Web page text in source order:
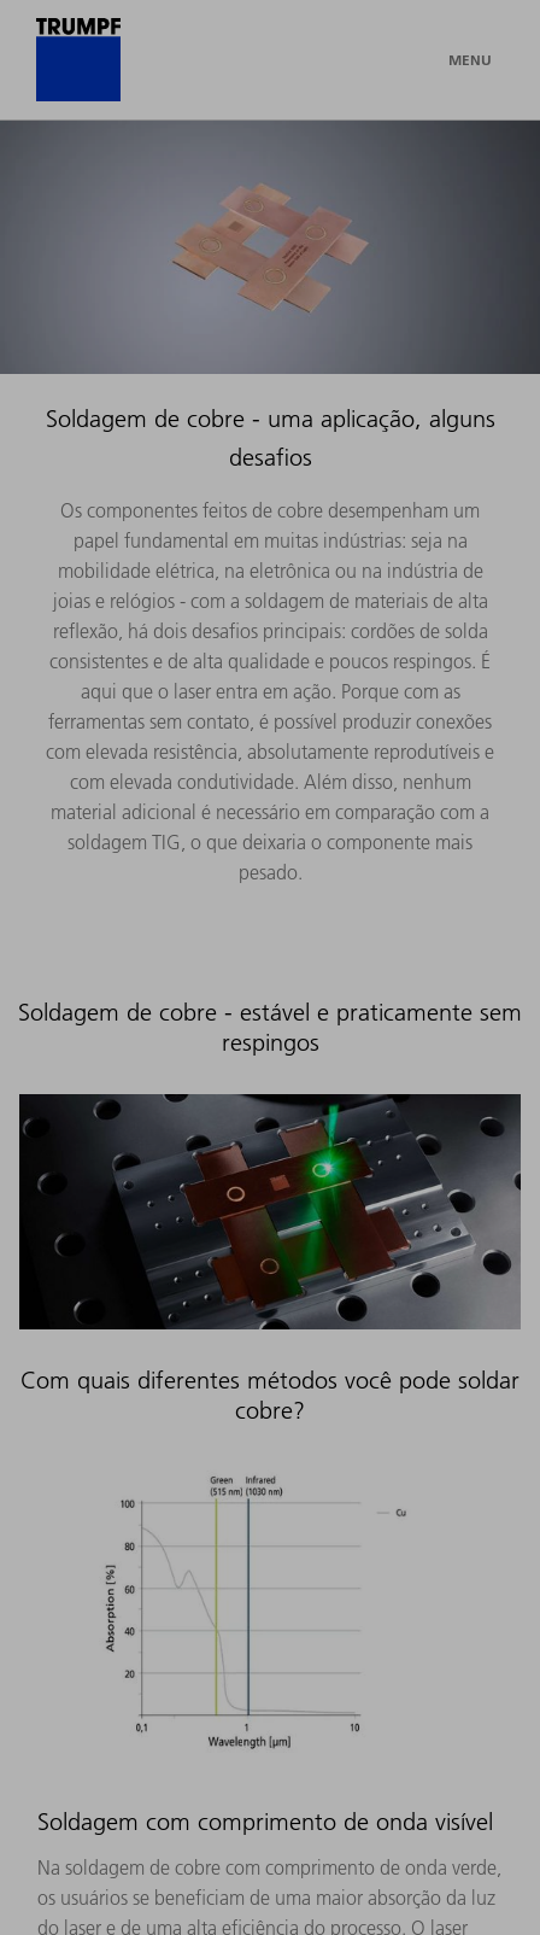
MENU
Soldagem de cobre - uma aplicação, alguns
desafios
Os componentes feitos de cobre desempenham um
papel fundamental em muitas indústrias: seja na
mobilidade elétrica, na eletrônica ou na indústria de
joias e relógios - com a soldagem de materiais de alta
reflexão, há dois desafios principais: cordões de solda
consistentes e de alta qualidade e poucos respingos. É
aqui que o laser entra em ação. Porque com as
ferramentas sem contato, é possível produzir conexões
com elevada resistência, absolutamente reprodutíveis e
com elevada condutividade. Além disso, nenhum
material adicional é necessário em comparação com a
soldagem TIG, o que deixaria o componente mais
pesado.
Soldagem de cobre - estável e praticamente sem
respingos
Com quais diferentes métodos você pode soldar
cobre?
Soldagem com comprimento de onda visível
Na soldagem de cobre com comprimento de onda verde,
os usuários se beneficiam de uma maior absorção da luz
do laser e de uma alta eficiência do processo. O laser